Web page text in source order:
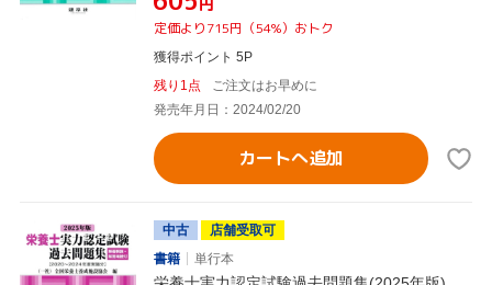
定価より715円（54%）おトク
獲得ポイント 5P
残り1点
ご注文はお早めに
発売年月日：2024/02/20
カートへ追加
中古
店舗受取可
書籍
単行本